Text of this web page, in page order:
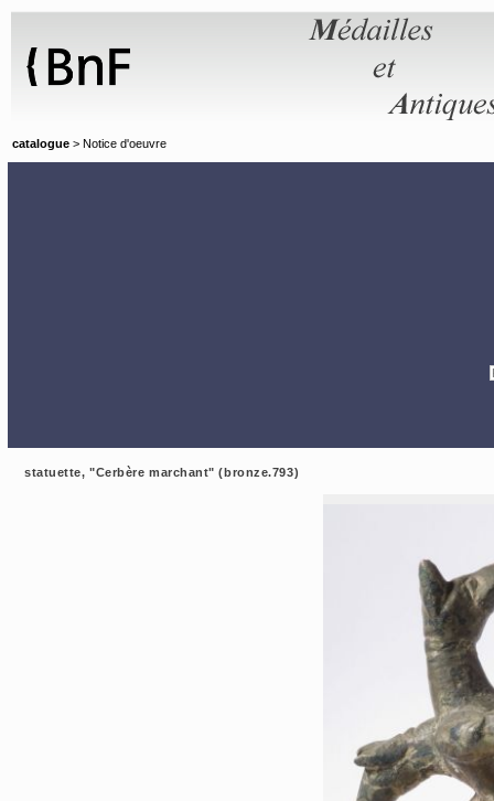
catalogue > Notice d'oeuvre
statuette, "Cerbère marchant" (bronze.793)